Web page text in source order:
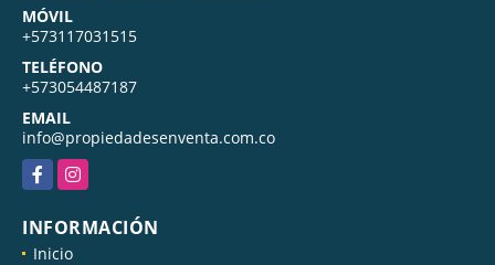
MÓVIL
+573117031515
TELÉFONO
+573054487187
EMAIL
info@propiedadesenventa.com.co
FacebookInstagram
INFORMACIÓN
Inicio